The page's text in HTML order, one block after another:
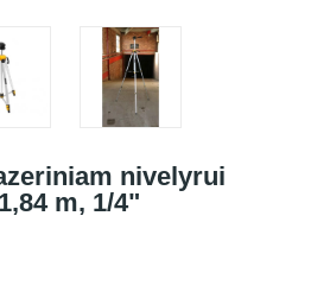
nivelyrui
m, 1/4"